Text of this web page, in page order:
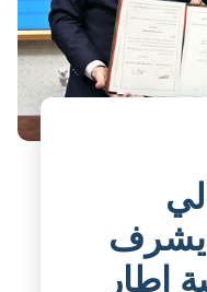
يشرف
إطار